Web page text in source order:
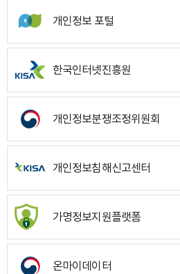
개인정보 포털
한국인터넷진흥원
개인정보분쟁조정위원회
개인정보침해신고센터
가명정보지원플랫폼
온마이데이터